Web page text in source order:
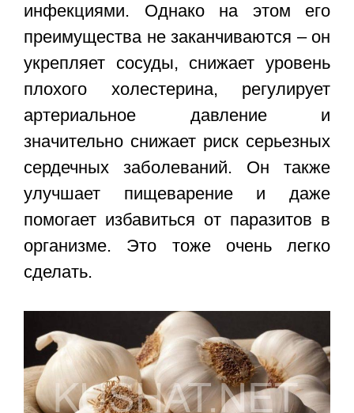
инфекциями. Однако на этом его
преимущества не заканчиваются – он
укрепляет сосуды, снижает уровень
плохого холестерина, регулирует
артериальное давление и
значительно снижает риск серьезных
сердечных заболеваний. Он также
улучшает пищеварение и даже
помогает избавиться от паразитов в
организме. Это тоже очень легко
сделать.